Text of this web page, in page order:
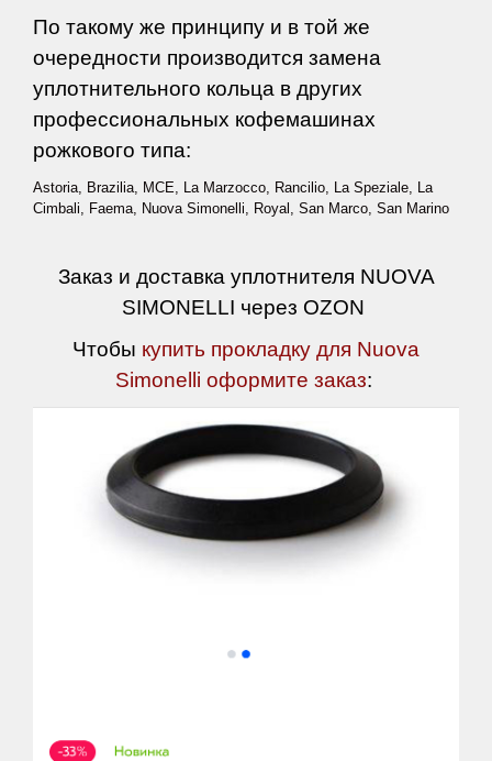
По такому же принципу и в той же
очередности производится замена
уплотнительного кольца в других
профессиональных кофемашинах
рожкового типа:
Astoria, Brazilia, MCE, La Marzocco, Rancilio, La Speziale, La
Cimbali, Faema, Nuova Simonelli, Royal, San Marco, San Marino
Заказ и доставка уплотнителя NUOVA
SIMONELLI через OZON
Чтобы купить прокладку для Nuova
Simonelli оформите заказ: